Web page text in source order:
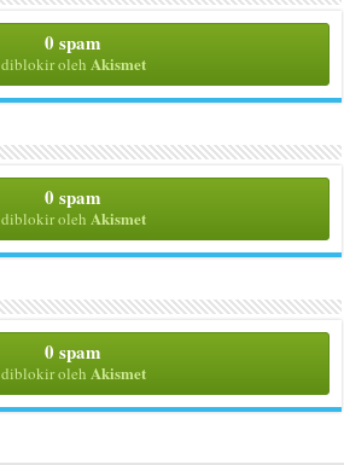
0 spam
diblokir oleh Akismet
0 spam
diblokir oleh Akismet
0 spam
diblokir oleh Akismet